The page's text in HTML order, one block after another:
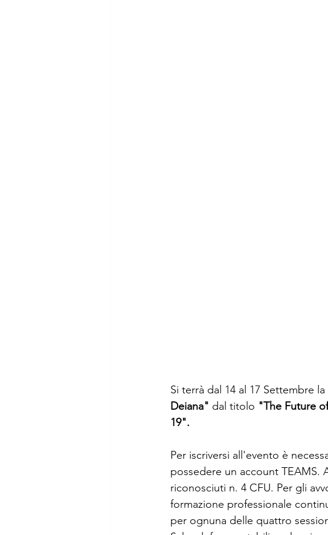
Si terrà dal 14 al 17 Settembre la
Deiana" dal titolo "The Future
19".
Per iscriversi all'evento è
possedere un account TEAMS.
riconosciuti n. 4 CFU. Per gli
formazione professionale
per ognuna delle quattro